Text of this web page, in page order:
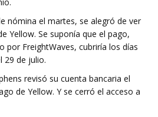
nómina el martes, se alegró de ver
Yellow. Se suponía que el pago,
por FreightWaves, cubriría los días
29 de julio.
revisó su cuenta bancaria el
de Yellow. Y se cerró el acceso a